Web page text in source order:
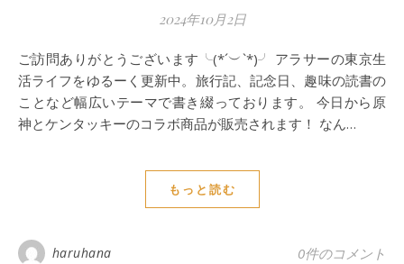
2024年10月2日
ご訪問ありがとうございます╰(*´︶`*)╯ アラサーの東京生
活ライフをゆるーく更新中。旅行記、記念日、趣味の読書の
ことなど幅広いテーマで書き綴っております。 今日から原
神とケンタッキーのコラボ商品が販売されます！ なん…
もっと読む
haruhana 0件のコメント